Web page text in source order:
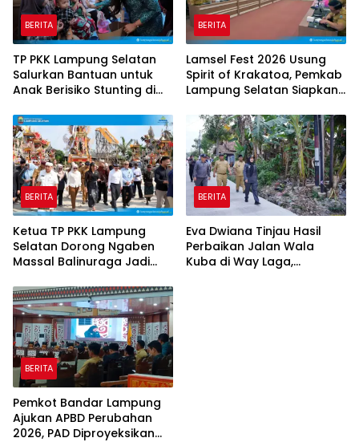
BERITA
TP PKK Lampung Selatan
Salurkan Bantuan untuk
Anak Berisiko Stunting di
BERITA
Lamsel Fest 2026 Usung
Spirit of Krakatoa, Pemkab
Lampung Selatan Siapkan
BERITA
Ketua TP PKK Lampung
Selatan Dorong Ngaben
Massal Balinuraga Jadi
BERITA
Eva Dwiana Tinjau Hasil
Perbaikan Jalan Wala
Kuba di Way Laga,
BERITA
Pemkot Bandar Lampung
Ajukan APBD Perubahan
2026, PAD Diproyeksikan